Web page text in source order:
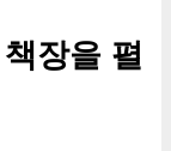
장을 펼